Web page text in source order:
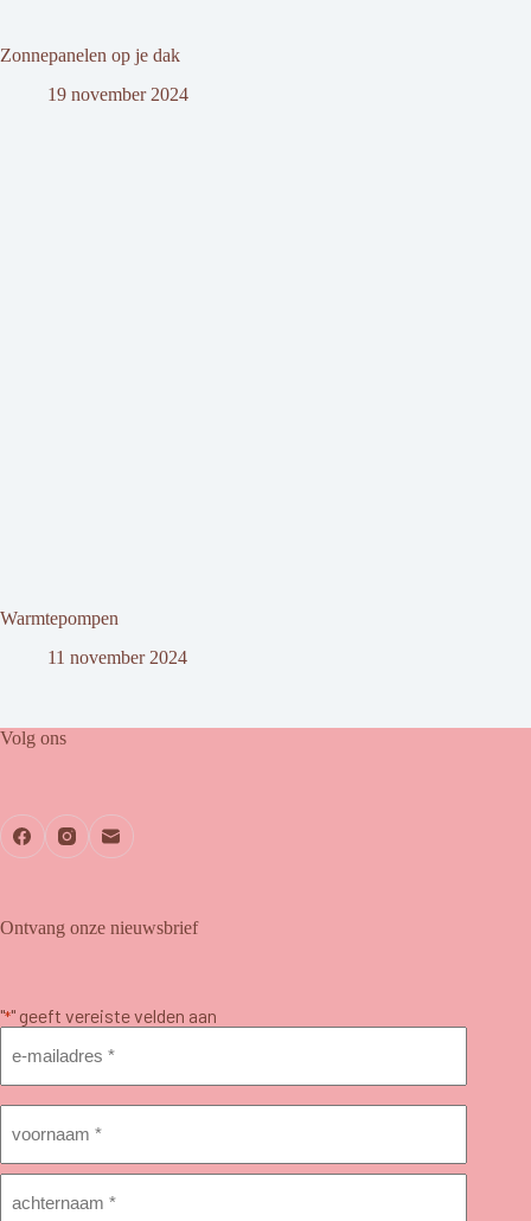
Zonnepanelen op je dak
19 november 2024
Warmtepompen
11 november 2024
Volg ons
Ontvang onze nieuwsbrief
"*" geeft vereiste velden aan
mailadres *
Voornaam